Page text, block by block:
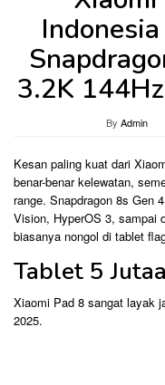
3.2K
By Admin
Kesan paling kuat dari
benar-benar kelewatan,
range. Snapdragon 8s Gen
Vision, HyperOS 3,
biasanya nongol di tablet
Tablet 5
Xiaomi Pad 8 sangat layak
2025.